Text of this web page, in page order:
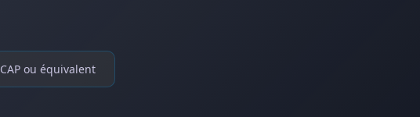
CAP ou équivalent